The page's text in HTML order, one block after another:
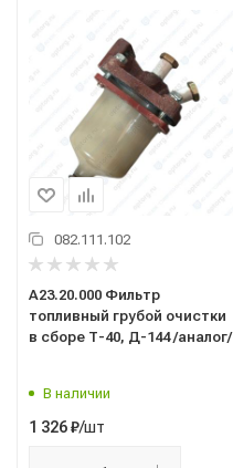
082.111.102
А23.20.000 Фильтр
топливный грубой очистки
в сборе Т-40, Д-144 /аналог/
В наличии
1 326₽/шт